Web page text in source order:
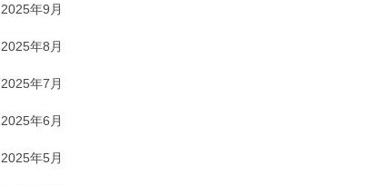
2025年9月
2025年8月
2025年7月
2025年6月
2025年5月